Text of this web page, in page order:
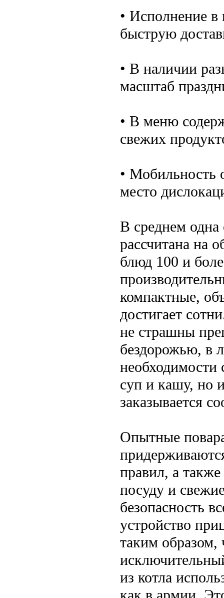
• Исполнение в
быструю
• В наличии
масштаб
• В меню
свежих
• Мобильность
место
В среднем одна
рассчитана на
блюд 100 и
компактные,
достигает
не страшны
бездорожью, в
суп и кашу, но
заказывается
Опытные
правил, а
посуду и
безопасность
устройство
таким образом,
из котла